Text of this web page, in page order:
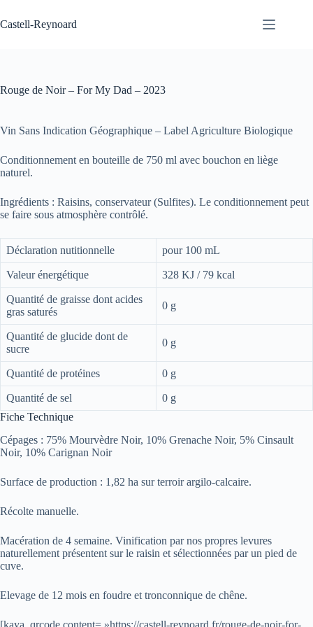
au
contenu
Castell-Reynoard
Rouge de Noir – For My Dad – 2023
Vin Sans Indication Géographique – Label Agriculture Biologique
Conditionnement en bouteille de 750 ml avec bouchon en liège
naturel.
Ingrédients : Raisins, conservateur (Sulfites). Le conditionnement peut
se faire sous atmosphère contrôlé.
Déclaration nutitionnelle pour 100 mL
Valeur énergétique 328 KJ / 79 kcal
Quantité de graisse dont acides
gras saturés
0 g
Quantité de glucide dont de
sucre
0 g
Quantité de protéines 0 g
Quantité de sel
0 g
Fiche Technique
Cépages : 75% Mourvèdre Noir, 10% Grenache Noir, 5% Cinsault
Noir, 10% Carignan Noir
Surface de production : 1,82 ha sur terroir argilo-calcaire.
Récolte manuelle.
Macération de 4 semaine. Vinification par nos propres levures
naturellement présentent sur le raisin et sélectionnées par un pied de
cuve.
Elevage de 12 mois en foudre et tronconnique de chêne.
[kaya_qrcode content= »https://castell-reynoard.fr/rouge-de-noir-for-